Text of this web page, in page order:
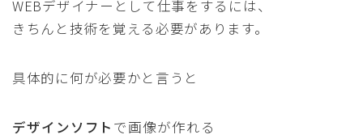
WEBデザイナーとして仕事をするには、
きちんと技術を覚える必要があります。
具体的に何が必要かと言うと
デザインソフト で画像が作れる